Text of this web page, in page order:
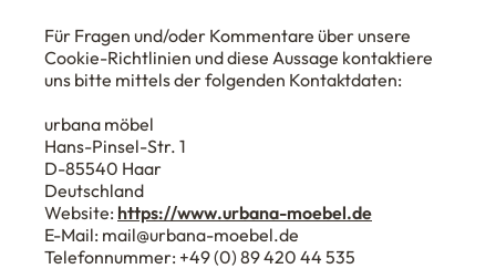
Für Fragen und/oder Kommentare über unsere
Cookie-Richtlinien und diese Aussage kontaktiere
uns bitte mittels der folgenden Kontaktdaten:
urbana möbel
Hans-Pinsel-Str. 1
D-85540 Haar
Deutschland
Website: https://www.urbana-moebel.de
E-Mail: mail@urbana-moebel.de
Telefonnummer: +49 (0) 89 420 44 535